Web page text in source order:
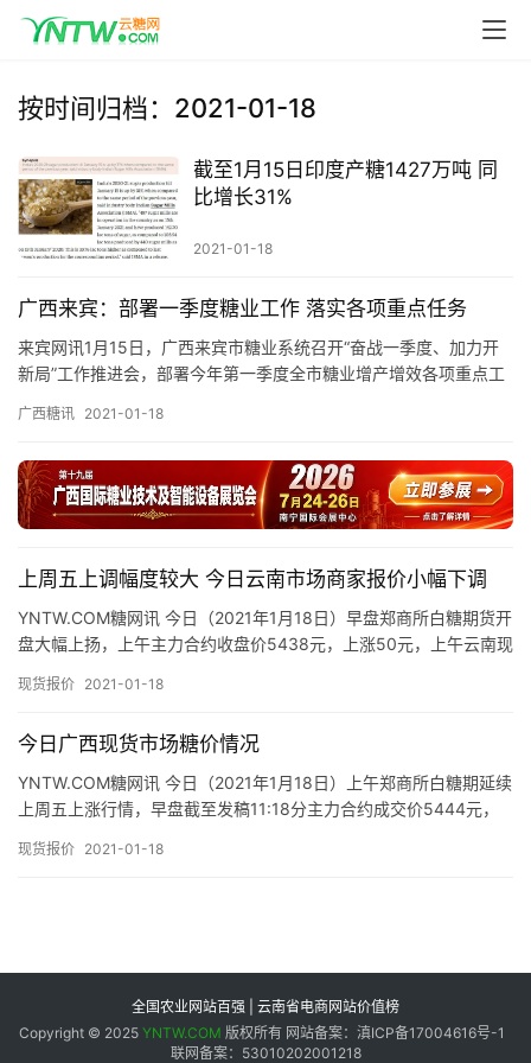
首
云
糖
网
公
号
现
报
价
专
题
区
频
道
产
按时间归档：2021-01-18
截至1月15日印度产糖1427万吨 同
比增长31%
2021-01-18
广西来宾：部署一季度糖业工作 落实各项重点任务
来宾网讯1月15日，广西来宾市糖业系统召开“奋战一季度、加力开
新局”工作推进会，部署今年第一季度全市糖业增产增效各项重点工
广西糖讯 2021-01-18
上周五上调幅度较大 今日云南市场商家报价小幅下调
YNTW.COM糖网讯 今日（2021年1月18日）早盘郑商所白糖期货开
盘大幅上扬，上午主力合约收盘价5438元，上涨50元，上午云南现
现货报价 2021-01-18
今日广西现货市场糖价情况
YNTW.COM糖网讯 今日（2021年1月18日）上午郑商所白糖期延续
上周五上涨行情，早盘截至发稿11:18分主力合约成交价5444元，
现货报价 2021-01-18
全国农业网站百强 | 云南省电商网站价值榜
Copyright © 2025 YNTW.COM 版权所有 网站备案：滇ICP备17004616号-1
联网备案：53010202001218